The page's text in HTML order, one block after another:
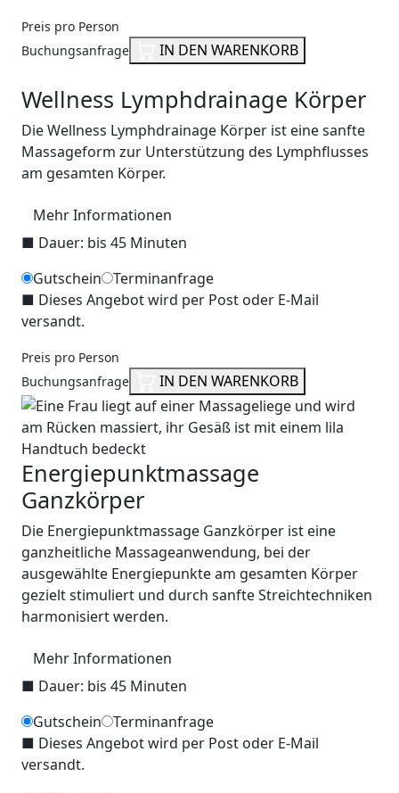
Preis pro Person
Buchungsanfrage
IN DEN WARENKORB
Wellness Lymphdrainage Körper
Die Wellness Lymphdrainage Körper ist eine sanfte
Massageform zur Unterstützung des Lymphflusses
am gesamten Körper.
Mehr Informationen
■ Dauer: bis 45 Minuten
Gutschein
Terminanfrage
■ Dieses Angebot wird per Post oder E-Mail
versandt.
Preis pro Person
Buchungsanfrage
IN DEN WARENKORB
Energiepunktmassage
Ganzkörper
Die Energiepunktmassage Ganzkörper ist eine
ganzheitliche Massageanwendung, bei der
ausgewählte Energiepunkte am gesamten Körper
gezielt stimuliert und durch sanfte Streichtechniken
harmonisiert werden.
Mehr Informationen
■ Dauer: bis 45 Minuten
Gutschein
Terminanfrage
■ Dieses Angebot wird per Post oder E-Mail
versandt.